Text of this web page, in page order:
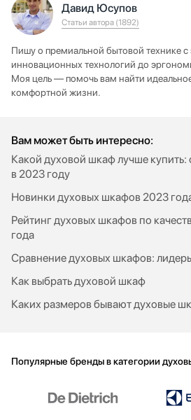
Давид Юсупов
Статьи автора (1892)
Пишу о премиальной бытовой технике
инновационных технологий до
Моя цель — помочь вам найти
комфортной жизни.
Вам может быть интересно:
Какой духовой шкаф лучше купить:
в 2023 году
Новинки духовых шкафов 2023
Рейтинг духовых шкафов по
года
Сравнение духовых шкафов:
Как выбрать духовой шкаф
Каких размеров бывают духовые
Популярные бренды в категории